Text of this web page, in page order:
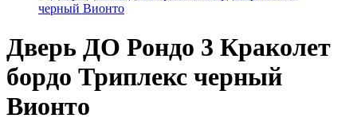
Дверь ДО Рондо 3 Краколет
бордо Триплекс черный
Вионто